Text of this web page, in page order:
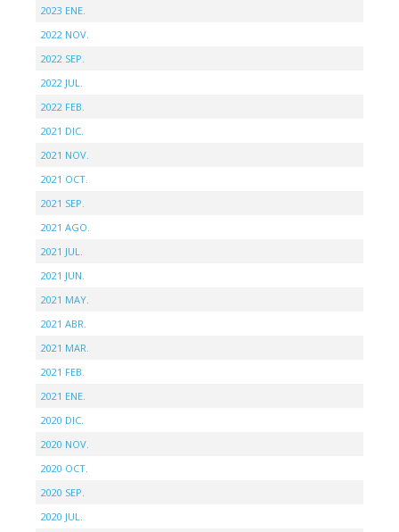
2023 ENE.
2022 NOV.
2022 SEP.
2022 JUL.
2022 FEB.
2021 DIC.
2021 NOV.
2021 OCT.
2021 SEP.
2021 AGO.
2021 JUL.
2021 JUN.
2021 MAY.
2021 ABR.
2021 MAR.
2021 FEB.
2021 ENE.
2020 DIC.
2020 NOV.
2020 OCT.
2020 SEP.
2020 JUL.